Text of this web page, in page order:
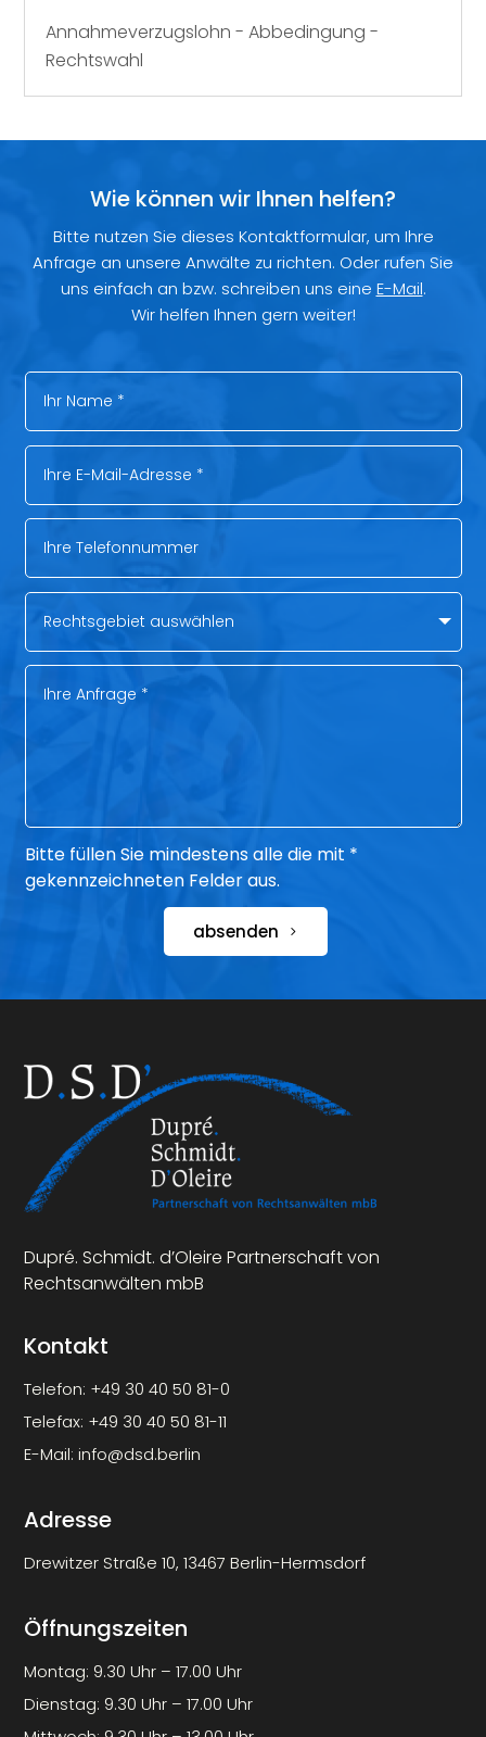
Annahmeverzugslohn - Abbedingung -
Rechtswahl
Wie können wir Ihnen helfen?
Bitte nutzen Sie dieses Kontaktformular, um Ihre
Anfrage an unsere Anwälte zu richten. Oder rufen Sie
uns einfach an bzw. schreiben uns eine E-Mail.
Wir helfen Ihnen gern weiter!
Bitte füllen Sie mindestens alle die mit *
gekennzeichneten Felder aus.
absenden
Dupré. Schmidt. d’Oleire Partnerschaft von
Rechtsanwälten mbB
Kontakt
Telefon: +49 30 40 50 81-0
Telefax: +49 30 40 50 81-11
E-Mail:info@dsd.berlin
Adresse
Drewitzer Straße 10, 13467 Berlin-Hermsdorf
Öffnungszeiten
Montag: 9.30 Uhr – 17.00 Uhr
Dienstag: 9.30 Uhr – 17.00 Uhr